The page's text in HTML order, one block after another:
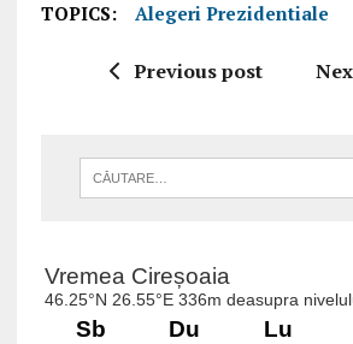
TOPICS: Alegeri Prezidentiale
Previous post